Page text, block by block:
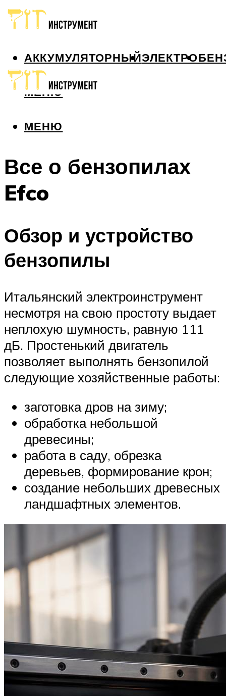
АККУМУЛЯТОРНЫЙЭЛЕКТРО
МЕНЮ
МЕНЮ
Все о бензопилах
Efco
Обзор и устройство
бензопилы
Итальянский электроинструмент
несмотря на свою простоту выдает
неплохую шумность, равную 111
дБ. Простенький двигатель
позволяет выполнять бензопилой
следующие хозяйственные работы:
заготовка дров на зиму;
обработка небольшой
древесины;
работа в саду, обрезка
деревьев, формирование крон;
создание небольших древесных
ландшафтных элементов.